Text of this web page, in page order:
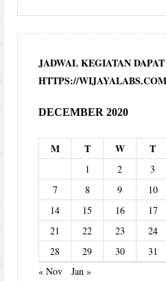
JADWAL KEGIATAN
HTTPS://WIJAYALABS.COM
DECEMBER 2020
M T W T
1 2 3
7
8 9 10
14
15 16 17
21
22 23 24
28
29 30
31
« Nov
Jan »